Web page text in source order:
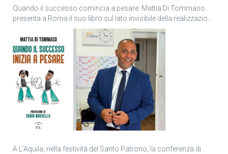
Quando il successo comincia a pesare: Mattia Di Tommaso
presenta a Roma il suo libro sul lato invisibile della realizzazione
A L’Aquila, nella festività del Santo Patrono, la conferenza di